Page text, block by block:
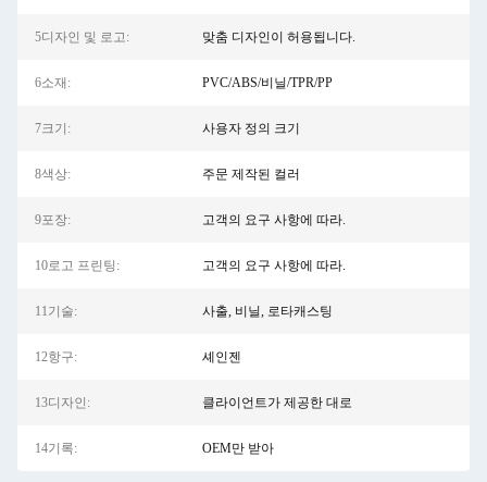
5디자인 및 로고: 맞춤 디자인이 허용됩니다.
6소재: PVC/ABS/비닐/TPR/PP
7크기: 사용자 정의 크기
8색상: 주문 제작된 컬러
9포장: 고객의 요구 사항에 따라.
10로고 프린팅: 고객의 요구 사항에 따라.
11기술: 사출, 비닐, 로타캐스팅
12항구: 셰인젠
13디자인: 클라이언트가 제공한 대로
14기록: OEM만 받아